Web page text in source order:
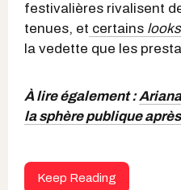
festivalières rivalisent
tenues, et certains looks
la vedette que les
À lire également :
la sphère publique
Keep Reading